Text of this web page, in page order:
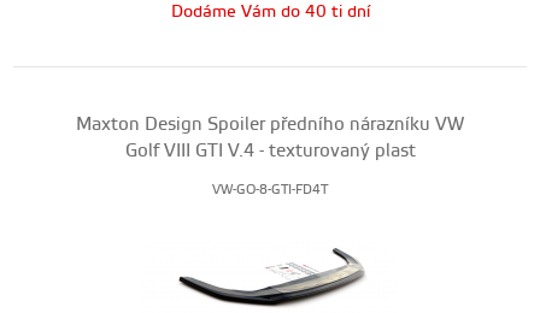
Dodáme Vám do 40 ti dní
Maxton Design Spoiler předního nárazníku VW
Golf VIII GTI V.4 - texturovaný plast
VW-GO-8-GTI-FD4T